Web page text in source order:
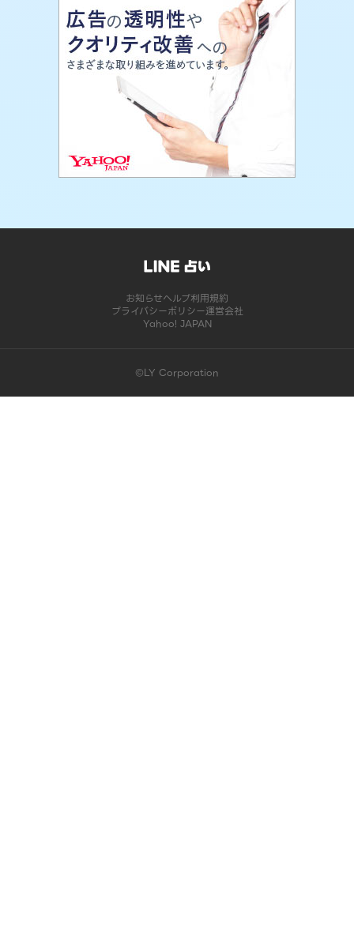
お知らせヘルプ利用規約
プライバシーポリシー運営会社
Yahoo! JAPAN
©LY Corporation
このコンテンツは掲載が終了しました | LINE占い